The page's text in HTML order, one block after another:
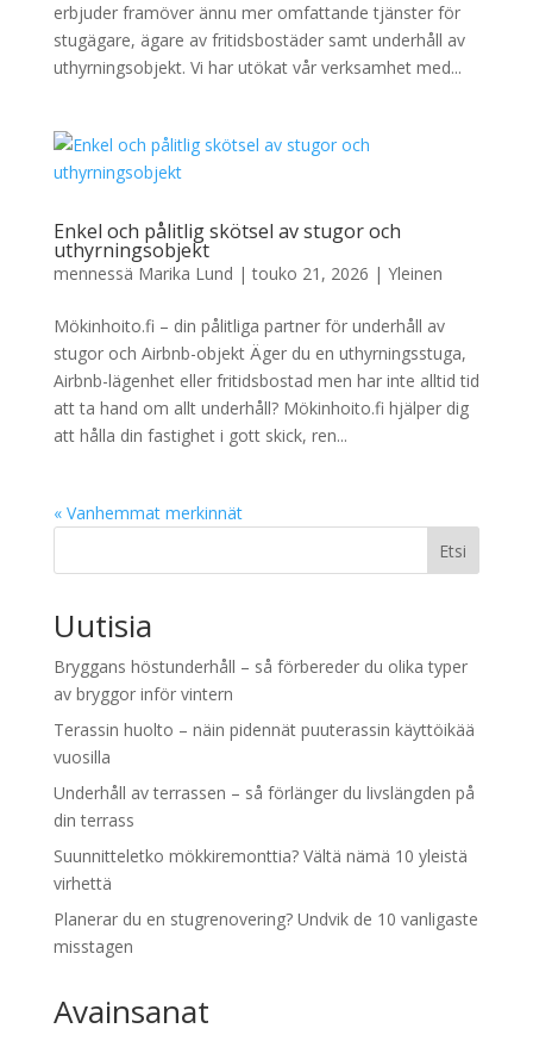
erbjuder framöver ännu mer omfattande tjänster för
stugägare, ägare av fritidsbostäder samt underhåll av
uthyrningsobjekt. Vi har utökat vår verksamhet med...
Enkel och pålitlig skötsel av stugor och
uthyrningsobjekt
mennessä Marika Lund |touko 21, 2026 | Yleinen
Mökinhoito.fi – din pålitliga partner för underhåll av
stugor och Airbnb-objekt Äger du en uthyrningsstuga,
Airbnb-lägenhet eller fritidsbostad men har inte alltid tid
att ta hand om allt underhåll? Mökinhoito.fi hjälper dig
att hålla din fastighet i gott skick, ren...
« Vanhemmat merkinnät
Etsi
Uutisia
Bryggans höstunderhåll – så förbereder du olika typer
av bryggor inför vintern
Terassin huolto – näin pidennät puuterassin käyttöikää
vuosilla
Underhåll av terrassen – så förlänger du livslängden på
din terrass
Suunnitteletko mökkiremonttia? Vältä nämä 10 yleistä
virhettä
Planerar du en stugrenovering? Undvik de 10 vanligaste
misstagen
Avainsanat